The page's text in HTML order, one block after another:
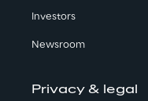
Investors
Newsroom
Privacy & legal